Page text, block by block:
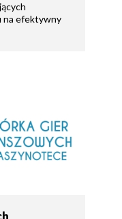
na efektywny